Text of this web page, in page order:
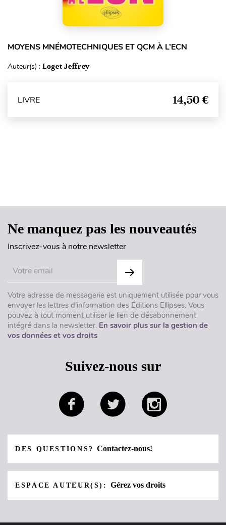
MOYENS MNÉMOTECHNIQUES ET QCM À L’ECN
Auteur(s) : Loget Jeffrey
LIVRE 14,50 €
Ne manquez pas les nouveautés
Inscrivez-vous à notre newsletter
Votre adresse de messagerie est uniquement utilisée pour vous
envoyer les lettres d'information des Éditions Ellipses. Vous
pouvez à tout moment utiliser le lien de désabonnement
intégré dans la newsletter. En savoir plus sur la gestion de
vos données et vos droits
Suivez-nous sur
DES QUESTIONS?Contactez-nous!
ESPACE AUTEUR(S):Gérez vos droits